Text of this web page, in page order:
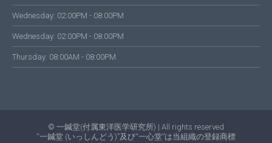
Wednesday: 02:00PM - 08:00PM
Wednesday: 02:00PM - 08:00PM
Thursday: 08:00AM - 08:00PM
© 一鍼堂(付属東洋医学研究所) | All rights reserved
“一鍼堂 (いっしんどう)”及び“一心堂”は当組織の登録商標